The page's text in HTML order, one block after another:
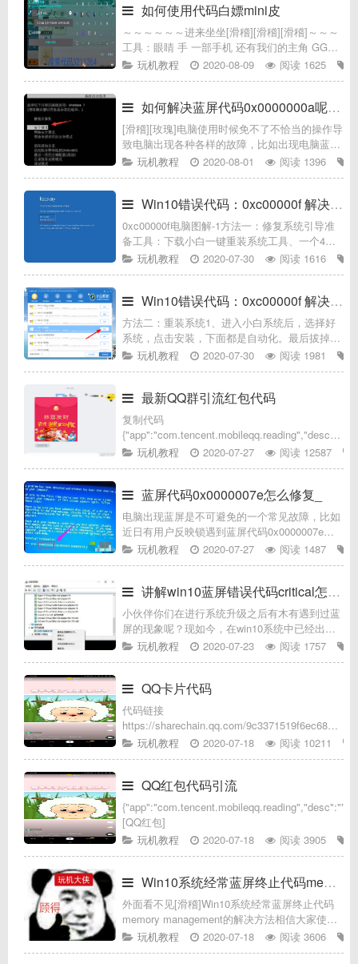
如何使用代码白嫖mini皮
～～～～～～进来坐坐[滑稽][滑稽][滑稽]～～～
工具：眼睛 手 一部手机 还有我们的主角 GG，
mini 这是大概教
玩机教程 2020-08-09 阅读 1625
如何解决蓝屏代码0x0000000a呢具体解决方
[滑稽][玫瑰]电脑使用时候免不了不恰当的操作导
致电脑出现各种各样的故障，比如出现电脑蓝屏
的情况，估计对于很多用户来说，变得不知所措
了，那么今天小编带来的是蓝屏代码
玩机教程 2020-08-01 阅读 1396
Win10错误代码：0xc00000f 解决方案①
0xc00000f电脑图解-1方法一：修复系统引导准
备工具：下载小白一键重装系统工具、一个4G
空U盘、一台正常上网的电脑1、首先把空U盘插
到正常的电脑上面，接着打开小白一键重装系统
玩机教程 2020-07-30 阅读 1616
Win10错误代码：0xc00000f 解决方案②
方法二：重装系统1、进入小白系统后，选择好
系统，点击安装，下面都是自动化。最后拔掉U
盘重启就好了。下图：0xc00000f电脑图解-10故
障电脑图解-112、最后进入系统，电脑就正常启
玩机教程 2020-07-30 阅读 1981
最新QQ群引流红包代码
复制代码
[Q 玩机教程 2020-07-27 阅读 12587
蓝屏代码0x0000007e怎么修复_
电脑出现蓝屏是不可避免的一个常见故障，比如
近日有用户反映锁遇到蓝屏代码0x0000007e，
不知道要怎么修复，而导致蓝屏的原因有很多，
我们可以根据蓝屏错误代码来找出原因并解决，
玩机教程 2020-07-27 阅读 1487
讲解win10蓝屏错误代码critical怎么解决
小伙伴你们在进行系统升级之后有木有遇到过蓝
屏的现象呢？现如今，在win10系统中已经出现
过的屏幕故障中就有蓝屏、红屏、黑屏等主流故
障出现。而今天小编就针对win10蓝屏这个问
玩机教程 2020-07-23 阅读 1757
QQ卡片代码
代码链接
https://sharechain.qq.com/
禁止非法用途
玩机教程 2020-07-18 阅读 10211
QQ红包代码引流
[QQ红包]
玩机教程
2020-07-18 阅读 3905
Win10系统经常蓝屏终止代码memory man
外面看不见[滑稽]Win10系统经常蓝屏终止代码
memory management的解决方法相信大家使用
Windows系统的时候难免会遇到蓝屏的情况，不
过Windows蓝屏问题并不是固定的，其原因众多
玩机教程 2020-07-18 阅读 3606